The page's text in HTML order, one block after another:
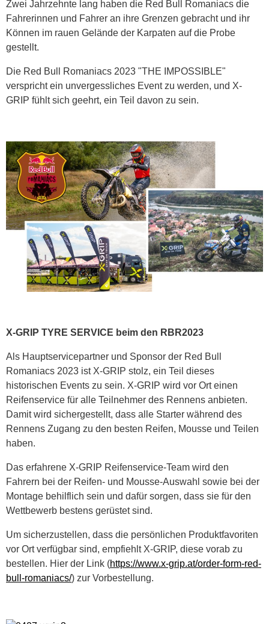
Zwei Jahrzehnte lang haben die Red Bull Romaniacs die
Fahrerinnen und Fahrer an ihre Grenzen gebracht und ihr
Können im rauen Gelände der Karpaten auf die Probe
gestellt.
Die Red Bull Romaniacs 2023 "THE IMPOSSIBLE"
verspricht ein unvergessliches Event zu werden, und X-
GRIP fühlt sich geehrt, ein Teil davon zu sein.
X-GRIP TYRE SERVICE beim den RBR2023
Als Hauptservicepartner und Sponsor der Red Bull
Romaniacs 2023 ist X-GRIP stolz, ein Teil dieses
historischen Events zu sein. X-GRIP wird vor Ort einen
Reifenservice für alle Teilnehmer des Rennens anbieten.
Damit wird sichergestellt, dass alle Starter während des
Rennens Zugang zu den besten Reifen, Mousse und Teilen
haben.
Das erfahrene X-GRIP Reifenservice-Team wird den
Fahrern bei der Reifen- und Mousse-Auswahl sowie bei der
Montage behilflich sein und dafür sorgen, dass sie für den
Wettbewerb bestens gerüstet sind.
Um sicherzustellen, dass die persönlichen Produktfavoriten
vor Ort verfügbar sind, empfiehlt X-GRIP, diese vorab zu
bestellen. Hier der Link (https://www.x-grip.at/order-form-red-
bull-romaniacs/) zur Vorbestellung.